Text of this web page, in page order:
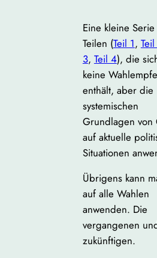
Eine kleine
Teilen (Teil 1,
3, Teil 4), die
keine
enthält, aber die
systemischen
Grundlagen von
auf aktuelle
Situationen
Übrigens kann
auf alle Wahlen
anwenden. Die
vergangenen
zukünftigen.